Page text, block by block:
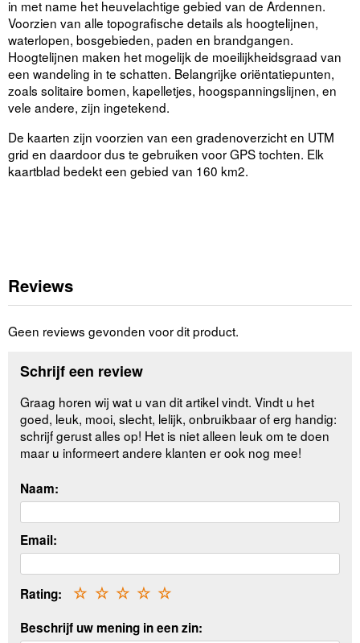
in met name het heuvelachtige gebied van de Ardennen.
Voorzien van alle topografische details als hoogtelijnen,
waterlopen, bosgebieden, paden en brandgangen.
Hoogtelijnen maken het mogelijk de moeilijkheidsgraad van
een wandeling in te schatten. Belangrijke oriëntatiepunten,
zoals solitaire bomen, kapelletjes, hoogspanningslijnen, en
vele andere, zijn ingetekend.
De kaarten zijn voorzien van een gradenoverzicht en UTM
grid en daardoor dus te gebruiken voor GPS tochten. Elk
kaartblad bedekt een gebied van 160 km2.
Reviews
Geen reviews gevonden voor dit product.
Schrijf een review
Graag horen wij wat u van dit artikel vindt. Vindt u het
goed, leuk, mooi, slecht, lelijk, onbruikbaar of erg handig:
schrijf gerust alles op! Het is niet alleen leuk om te doen
maar u informeert andere klanten er ook nog mee!
Naam:
Email:
Rating: ☆
☆
☆
☆
☆
Beschrijf uw mening in een zin: